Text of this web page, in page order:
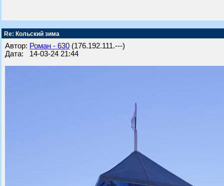
Re: Кольский зима
Автор: Роман - 630 (176.192.111.---)
Дата: 14-03-24 21:44